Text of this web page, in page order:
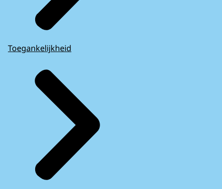
Toegankelijkheid